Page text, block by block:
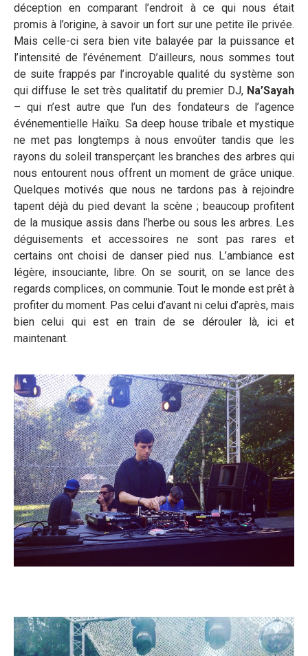
déception en comparant l’endroit à ce qui nous était
promis à l’origine, à savoir un fort sur une petite île privée.
Mais celle-ci sera bien vite balayée par la puissance et
l’intensité de l’événement. D’ailleurs, nous sommes tout
de suite frappés par l’incroyable qualité du système son
qui diffuse le set très qualitatif du premier DJ, Na’Sayah
– qui n’est autre que l’un des fondateurs de l’agence
événementielle Haïku. Sa deep house tribale et mystique
ne met pas longtemps à nous envoûter tandis que les
rayons du soleil transperçant les branches des arbres qui
nous entourent nous offrent un moment de grâce unique.
Quelques motivés que nous ne tardons pas à rejoindre
tapent déjà du pied devant la scène ; beaucoup profitent
de la musique assis dans l’herbe ou sous les arbres. Les
déguisements et accessoires ne sont pas rares et
certains ont choisi de danser pied nus. L’ambiance est
légère, insouciante, libre. On se sourit, on se lance des
regards complices, on communie. Tout le monde est prêt à
profiter du moment. Pas celui d’avant ni celui d’après, mais
bien celui qui est en train de se dérouler là, ici et
maintenant.